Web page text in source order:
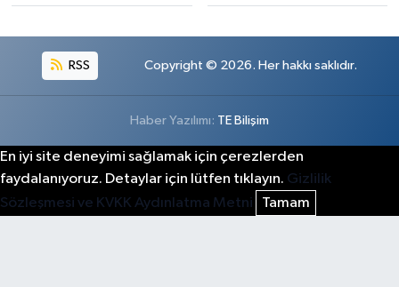
RSS Copyright © 2026. Her hakkı saklıdır.
Haber Yazılımı: TE Bilişim
En iyi site deneyimi sağlamak için çerezlerden
faydalanıyoruz. Detaylar için lütfen tıklayın. Gizlilik
Sözleşmesi ve KVKK Aydınlatma Metni
Tamam